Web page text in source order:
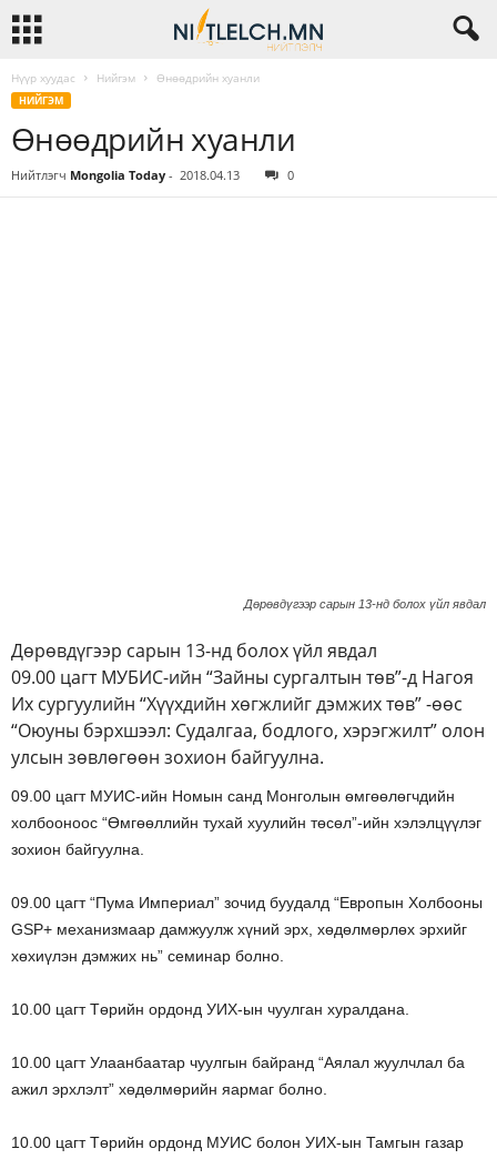
Нүүр хуудас Нийгэм Өнөөдрийн хуанли
НИЙГЭМ
Өнөөдрийн хуанли
Нийтлэгч Mongolia Today - 2018.04.13 0
Дөрөвдүгээр сарын 13-нд болох үйл явдал
Дөрөвдүгээр сарын 13-нд болох үйл явдал
09.00 цагт МУБИС-ийн “Зайны сургалтын төв”-д Нагоя
Их сургуулийн “Хүүхдийн хөгжлийг дэмжих төв” -өөс
“Оюуны бэрхшээл: Судалгаа, бодлого, хэрэгжилт” олон
улсын зөвлөгөөн зохион байгуулна.
09.00 цагт МУИС-ийн Номын санд Монголын өмгөөлөгчдийн
холбооноос “Өмгөөллийн тухай хуулийн төсөл”-ийн хэлэлцүүлэг
зохион байгуулна.
09.00 цагт “Пума Империал” зочид буудалд “Европын Холбооны
GSP+ механизмаар дамжуулж хүний эрх, хөдөлмөрлөх эрхийг
хөхиүлэн дэмжих нь” семинар болно.
10.00 цагт Төрийн ордонд УИХ-ын чуулган хуралдана.
10.00 цагт Улаанбаатар чуулгын байранд “Аялал жуулчлал ба
ажил эрхлэлт” хөдөлмөрийн яармаг болно.
10.00 цагт Төрийн ордонд МУИС болон УИХ-ын Тамгын газар